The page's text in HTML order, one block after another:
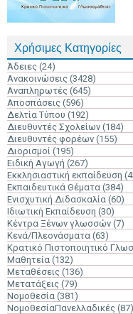
Χρήσιμες Κατηγορίες
Άδειες (24)
Ανακοινώσεις (3428)
Αναπληρωτές (645)
Αποσπάσεις (596)
Δελτία Τύπου (192)
Διευθυντές Σχολείων (184)
Διευθυντές φορέων (155)
Διορισμοί (195)
Ειδική Αγωγή (267)
Εκκλησιαστική εκπαίδευση
Εκπαιδευτικά Θέματα (384)
Ενισχυτική Διδασκαλία (60)
Ιδιωτική Εκπαίδευση (30)
Κέντρα Ξένων γλωσσών (7)
Κενά/Πλεονάσματα (63)
Κρατικό Πιστοποιητικό
Μαθητεία (132)
Μεταθέσεις (136)
Μετατάξεις (79)
Νομοθεσία (381)
ΝομοθεσίαΠανελλαδικές (87)